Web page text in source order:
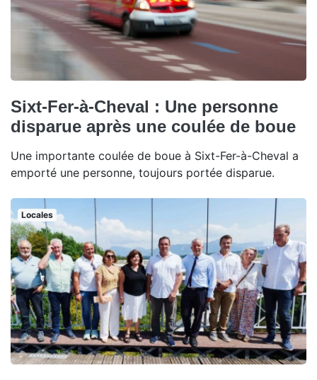
Sixt-Fer-à-Cheval : Une personne
disparue après une coulée de boue
Une importante coulée de boue à Sixt-Fer-à-Cheval a
emporté une personne, toujours portée disparue.
Locales